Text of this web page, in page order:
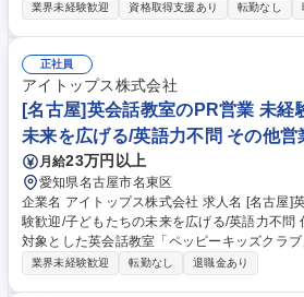
します。火災報知器/スプリンクラー/電灯など
研修センターで基礎研修を実施。その後、OJT
までは、先輩の補助業務を通して実務を学び、
も活用でき、未経験でも安心してスキル習得
株式会社ザイマックス関西が受託している管理
スビルが6割、その他商業施設等が4割となります。 募集職種 【大
防設備点検/安定基盤で資格を活かす◎残業月
業界未経験歓迎 資格取得支援あり 転勤なし
正社員
アイトップス株式会社
[名古屋]英会話教室のPR営業 未経
未来を広げる/英語力不問 その他営
月給23万円以上
愛知県名古屋市名東区
企業名 アイトップス株式会社 求人名 [名古屋]英会話教室のPR営業★未経
験歓迎/子どもたちの未来を広げる/英語力不問 仕事の内容 1歳～小学生を
対象とした英会話教室「ペッピーキッズクラ
するPR営業をお任せします。イベント等を通
業界未経験歓迎 転勤なし 退職金あり